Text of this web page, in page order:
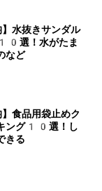
水抜きサンダル
選！水がたま
など
食品用袋止めク
キング10選！し
きる